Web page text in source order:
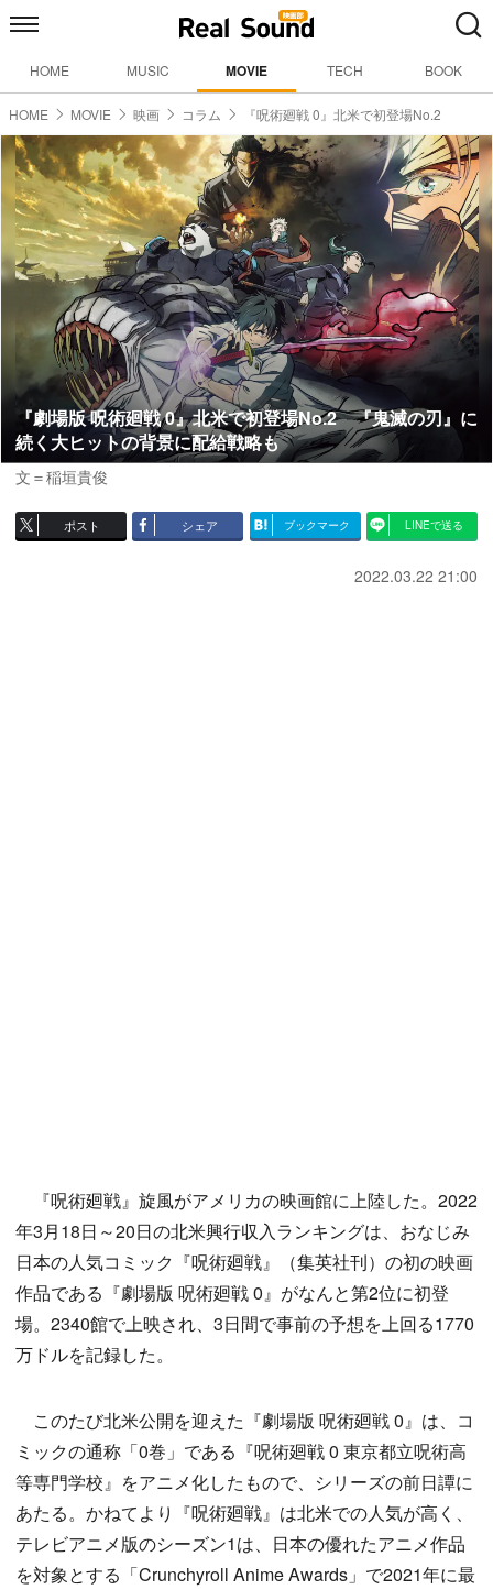
HOME MUSIC MOVIE TECH BOOK
HOME MOVIE 映画 コラム 『呪術廻戦 0』北米で初登場No.2
『劇場版 呪術廻戦 0』北米で初登場No.2 『鬼滅の刃』に
続く大ヒットの背景に配給戦略も
文＝稲垣貴俊
ポスト シェア ブックマーク LINEで送る
2022.03.22 21:00
『呪術廻戦』旋風がアメリカの映画館に上陸した。2022
年3月18日～20日の北米興行収入ランキングは、おなじみ
日本の人気コミック『呪術廻戦』（集英社刊）の初の映画
作品である『劇場版 呪術廻戦 0』がなんと第2位に初登
場。2340館で上映され、3日間で事前の予想を上回る1770
万ドルを記録した。
このたび北米公開を迎えた『劇場版 呪術廻戦 0』は、コ
ミックの通称「0巻」である『呪術廻戦 0 東京都立呪術高
等専門学校』をアニメ化したもので、シリーズの前日譚に
あたる。かねてより『呪術廻戦』は北米での人気が高く、
テレビアニメ版のシーズン1は、日本の優れたアニメ作品
を対象とする「Crunchyroll Anime Awards」で2021年に最